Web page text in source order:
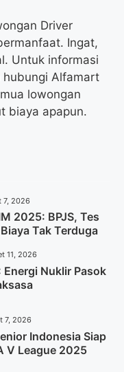
Driver
Ingat,
Untuk informasi
Alfamart
lowongan
biaya apapun.
7, 2026
2025: BPJS, Tes
Tak Terduga
11, 2026
Energi Nuklir Pasok
7, 2026
Indonesia Siap
V League 2025